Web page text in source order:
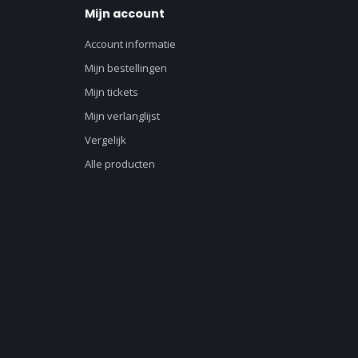
Mijn account
Account informatie
Mijn bestellingen
Mijn tickets
Mijn verlanglijst
Vergelijk
Alle producten